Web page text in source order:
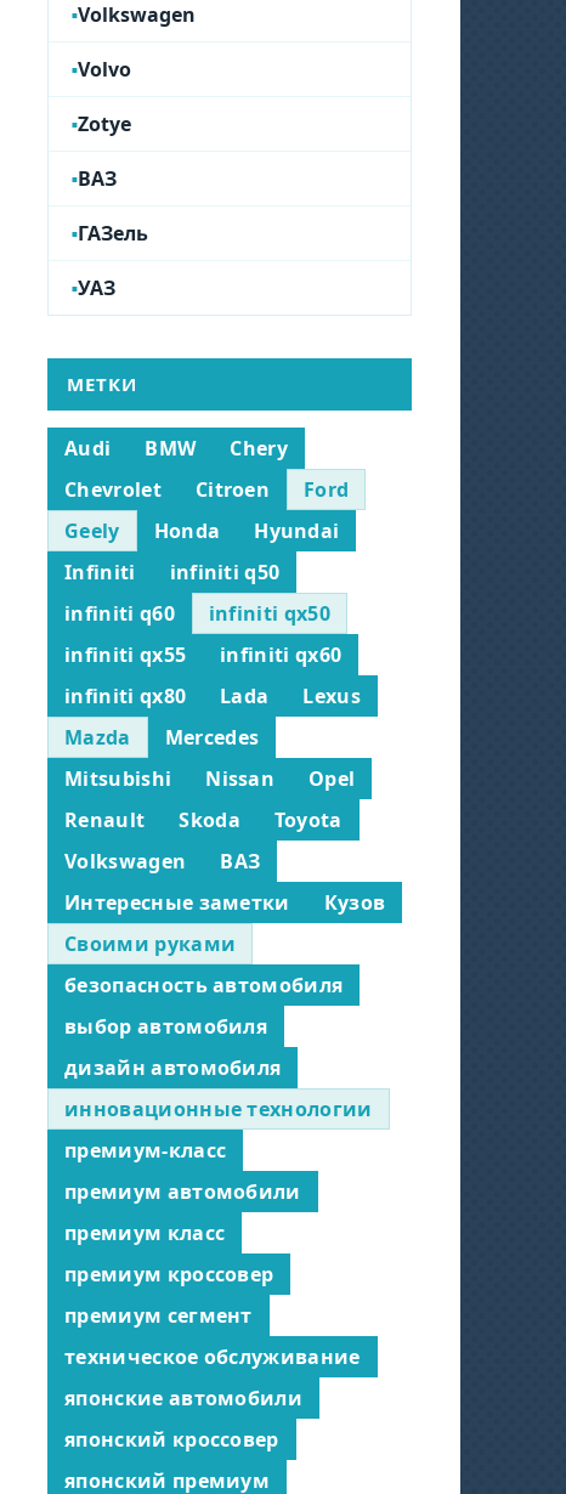
Volkswagen
Volvo
Zotye
ВАЗ
ГАЗель
УАЗ
МЕТКИ
Audi BMW
Chery
Chevrolet
Citroen
Ford
Geely
Honda
Hyundai
Infiniti
infiniti q50
infiniti q60
infiniti qx50
infiniti qx55
infiniti qx60
infiniti qx80
Lada
Lexus
Mazda
Mercedes
Mitsubishi
Nissan
Opel
Renault
Skoda
Toyota
Volkswagen
ВАЗ
Интересные заметки
Кузов
Своими руками
безопасность автомобиля
выбор автомобиля
дизайн автомобиля
инновационные технологии
премиум-класс
премиум автомобили
премиум класс
премиум кроссовер
премиум сегмент
техническое обслуживание
японские автомобили
японский кроссовер
японский премиум